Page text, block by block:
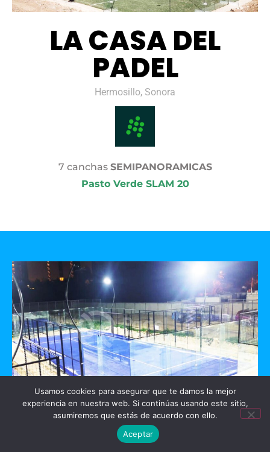
LA CASA DEL
PADEL
Hermosillo, Sonora
7 canchas SEMIPANORAMICAS
Pasto Verde SLAM 20
GO PADEL
Usamos cookies para asegurar que te damos la mejor
experiencia en nuestra web. Si continúas usando este sitio,
asumiremos que estás de acuerdo con ello.
Aceptar